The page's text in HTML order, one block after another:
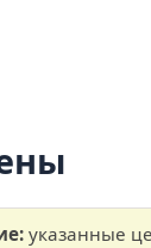
указанные